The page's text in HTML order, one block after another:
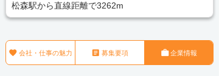
松森駅から直線距離で3262m
 会社・仕事の魅力  募集要項 企業情報